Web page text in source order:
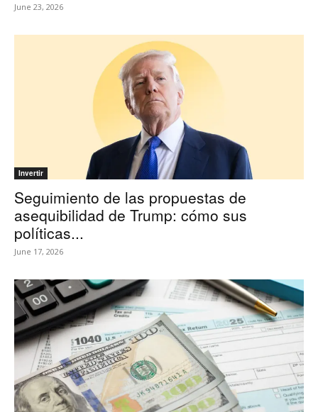
June 23, 2026
Invertir
Seguimiento de las propuestas de
asequibilidad de Trump: cómo sus
políticas...
June 17, 2026